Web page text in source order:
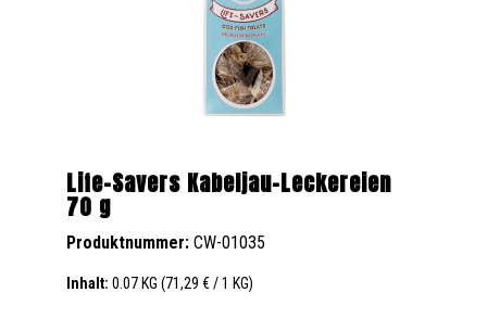
Life-Savers Kabeljau-Leckereien
70 g
Produktnummer: CW-01035
Inhalt: 0.07 KG (71,29 € / 1 KG)